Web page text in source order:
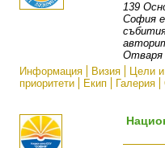
139
София
Отваря
Информация
Визия
Цели и
приоритети
Екип Галерия